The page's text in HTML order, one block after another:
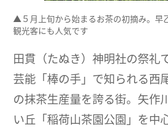
▲５月上旬から始まるお茶の初摘み。早
観光客にも人気です
田貫（たぬき）神明社の祭礼
芸能「棒の手」で知られる西
の抹茶生産量を誇る街。矢作
い丘「稲荷山茶園公園」を中